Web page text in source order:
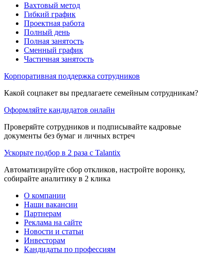
Вахтовый метод
Гибкий график
Проектная работа
Полный день
Полная занятость
Сменный график
Частичная занятость
Корпоративная поддержка сотрудников
Какой соцпакет вы предлагаете семейным сотрудникам?
Оформляйте кандидатов онлайн
Проверяйте сотрудников и подписывайте кадровые
документы без бумаг и личных встреч
Ускорьте подбор в 2 раза с Talantix
Автоматизируйте сбор откликов, настройте воронку,
собирайте аналитику в 2 клика
О компании
Наши вакансии
Партнерам
Реклама на сайте
Новости и статьи
Инвесторам
Кандидаты по профессиям